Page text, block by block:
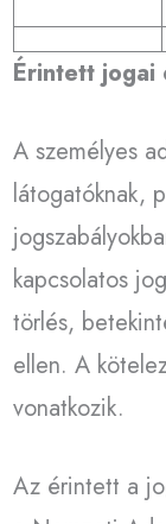
Érintett jogai
A személyes
látogatóknak,
kapcsolatos
törlés,
ellen. A
vonatkozik.
Az érintett a